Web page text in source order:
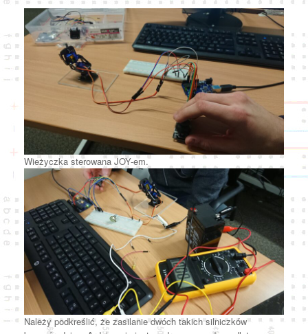
Wieżyczka sterowana JOY-em.
Należy podkreślić, że zasilanie dwóch takich silniczków